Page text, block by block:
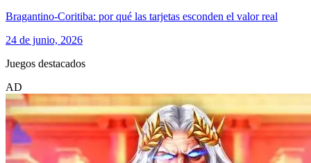
Bragantino-Coritiba: por qué las tarjetas esconden el valor real
24 de junio, 2026
Juegos destacados
AD